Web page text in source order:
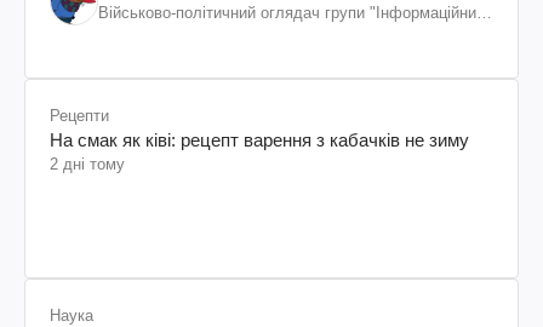
Військово-політичний оглядач групи "Інформаційний
Рецепти
На смак як ківі: рецепт варення з кабачків не зиму
2 дні тому
Наука